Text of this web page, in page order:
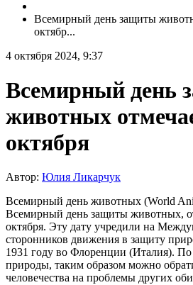
Всемирный день защиты
октябр...
4 октября 2024, 9:37
Всемирный день
животных
октября
Автор: Юлия Ликарчук
Всемирный день животных (World
Всемирный день защиты животных,
октября. Эту дату учредили на
сторонников движения в защиту
1931 году во Флоренции (Италия).
природы, таким образом можно
человечества на проблемы других